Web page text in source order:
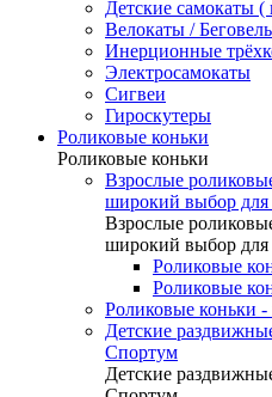
Детские самокаты
Велокаты /
Инерционные
Электросамокаты
Сигвеи
Гироскутеры
Роликовые коньки
Роликовые коньки
Взрослые
широкий выбор для
Взрослые
широкий выбор для
Роликовые
Роликовые
Роликовые коньки
Детские
Спортум
Детские